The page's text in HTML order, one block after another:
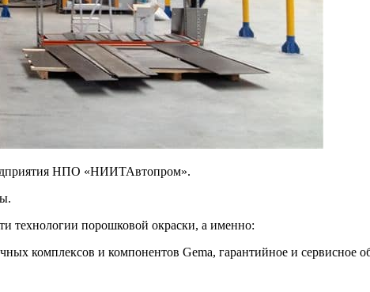
НПО «НИИТАвтопром».
технологии порошковой окраски, а именно:
комплексов и компонентов Gema, гарантийное и сервисное